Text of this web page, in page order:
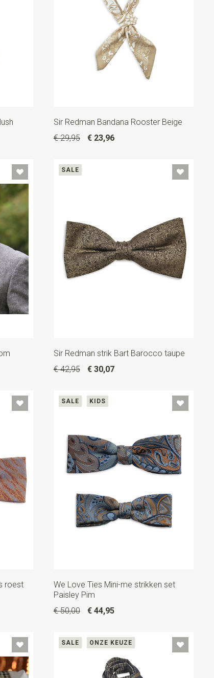
Sir Redman Bandana Rooster Beige
€ 29,95
€ 23,96
SALE
Sir Redman strik Bart Barocco taupe
€ 42,95
€ 30,07
roest
SALE KIDS
We Love Ties Mini-me strikken set
Paisley Pim
€ 50,00
€ 44,95
SALE ONZE KEUZE